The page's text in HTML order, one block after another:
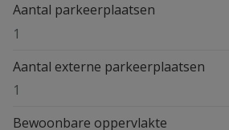
Aantal parkeerplaatsen
1
Aantal externe parkeerplaatsen
1
Bewoonbare oppervlakte